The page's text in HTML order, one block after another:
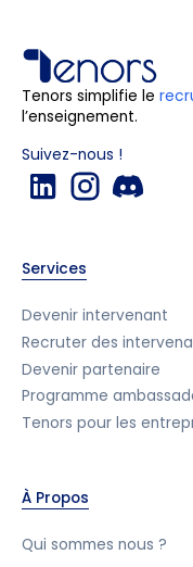
Tenors simplifie le
l’enseignement.
Suivez-nous !
Services
Devenir intervenant
Recruter des
Devenir partenaire
Programme
Tenors pour les
À Propos
Qui sommes nous ?